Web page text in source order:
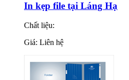
In kẹp file tại Láng Hạ
Chất liệu:
Giá: Liên hệ